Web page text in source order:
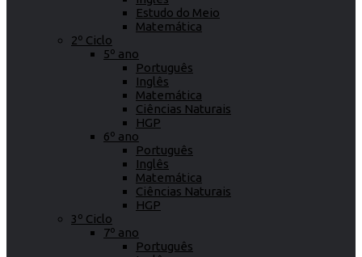
Estudo do Meio
Matemática
2º Ciclo
5º ano
Português
Inglês
Matemática
Ciências Naturais
HGP
6º ano
Português
Inglês
Matemática
Ciências Naturais
HGP
3º Ciclo
7º ano
Português